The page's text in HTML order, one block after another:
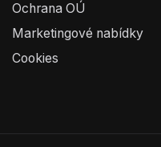
Ochrana OÚ
Marketingové nabídky
Cookies